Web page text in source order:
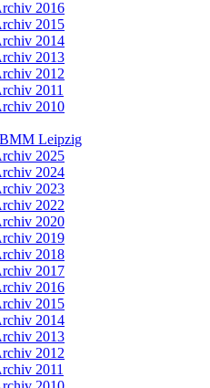
2016
2015
2014
2013
2012
2011
2010
Leipzig
2025
2024
2023
2022
2020
2019
2018
2017
2016
2015
2014
2013
2012
2011